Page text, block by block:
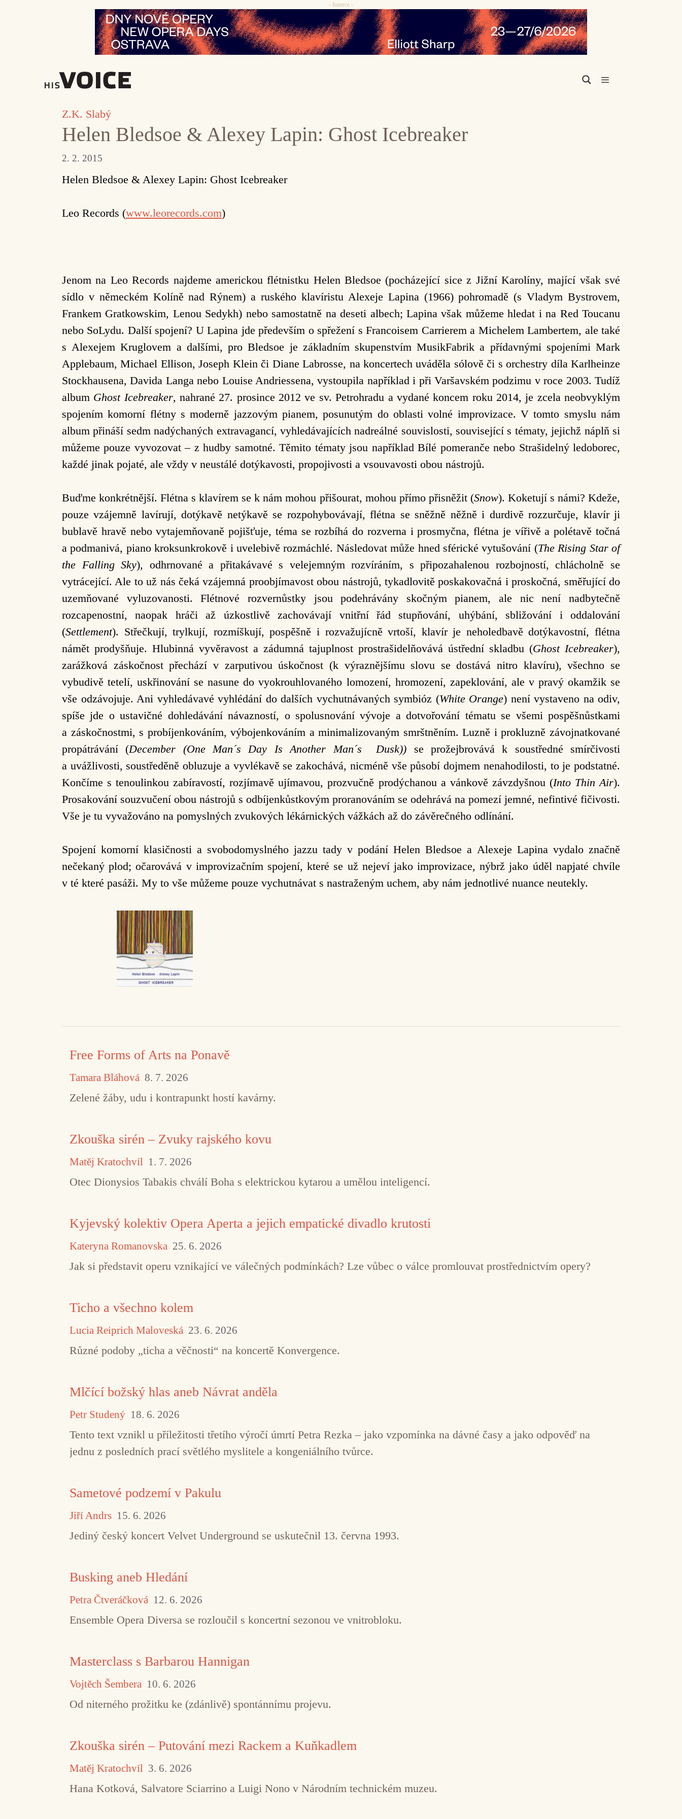
- Inzerce -
Z.K. Slabý
Helen Bledsoe & Alexey Lapin: Ghost Icebreaker
2. 2. 2015
Helen Bledsoe & Alexey Lapin: Ghost Icebreaker
Leo Records (www.leorecords.com)
Jenom na Leo Records najdeme americkou flétnistku Helen Bledsoe (pocházející sice z Jižní Karolíny, mající však své
sídlo v německém Kolíně nad Rýnem) a ruského klavíristu Alexeje Lapina (1966) pohromadě (s Vladym Bystrovem,
Frankem Gratkowskim, Lenou Sedykh) nebo samostatně na deseti albech; Lapina však můžeme hledat i na Red Toucanu
nebo SoLydu. Další spojení? U Lapina jde především o spřežení s Francoisem Carrierem a Michelem Lambertem, ale také
s Alexejem Kruglovem a dalšími, pro Bledsoe je základním skupenstvím MusikFabrik a přídavnými spojeními Mark
Applebaum, Michael Ellison, Joseph Klein či Diane Labrosse, na koncertech uváděla sólově či s orchestry díla Karlheinze
Stockhausena, Davida Langa nebo Louise Andriessena, vystoupila například i při Varšavském podzimu v roce 2003. Tudíž
album Ghost Icebreaker, nahrané 27. prosince 2012 ve sv. Petrohradu a vydané koncem roku 2014, je zcela neobvyklým
spojením komorní flétny s moderně jazzovým pianem, posunutým do oblasti volné improvizace. V tomto smyslu nám
album přináší sedm nadýchaných extravagancí, vyhledávajících nadreálné souvislosti, související s tématy, jejichž náplň si
můžeme pouze vyvozovat – z hudby samotné. Těmito tématy jsou například Bílé pomeranče nebo Strašidelný ledoborec,
každé jinak pojaté, ale vždy v neustálé dotýkavosti, propojivosti a vsouvavosti obou nástrojů.
Buďme konkrétnější. Flétna s klavírem se k nám mohou přišourat, mohou přímo přisněžit (Snow). Koketují s námi? Kdeže,
pouze vzájemně lavírují, dotýkavě netýkavě se rozpohybovávají, flétna se sněžně něžně i durdivě rozzurčuje, klavír ji
bublavě hravě nebo vytajemňovaně pojišťuje, téma se rozbíhá do rozverna i prosmyčna, flétna je vířivě a polétavě točná
a podmanivá, piano kroksunkrokově i uvelebivě rozmáchlé. Následovat může hned sférické vytušování (The Rising Star of
the Falling Sky), odhrnované a přitakávavé s velejemným rozvíráním, s připozahalenou rozbojností, chlácholně se
vytrácející. Ale to už nás čeká vzájemná proobjímavost obou nástrojů, tykadlovitě poskakovačná i proskočná, směřující do
uzemňované vyluzovanosti. Flétnové rozvernůstky jsou podehrávány skočným pianem, ale nic není nadbytečně
rozcapenostní, naopak hráči až úzkostlivě zachovávají vnitřní řád stupňování, uhýbání, sbližování i oddalování
(Settlement). Střečkují, trylkují, rozmíškují, pospěšně i rozvažujícně vrtoší, klavír je neholedbavě dotýkavostní, flétna
námět prodyšňuje. Hlubinná vyvěravost a zádumná tajuplnost prostrašidelňovává ústřední skladbu (Ghost Icebreaker),
zarážková záskočnost přechází v zarputivou úskočnost (k výraznějšímu slovu se dostává nitro klavíru), všechno se
vybudivě tetelí, uskřinování se nasune do vyokrouhlovaného lomození, hromození, zapeklování, ale v pravý okamžik se
vše odzávojuje. Ani vyhledávavé vyhlédání do dalších vychutnávaných symbióz (White Orange) není vystaveno na odiv,
spíše jde o ustavičné dohledávání návazností, o spolusnování vývoje a dotvořování tématu se všemi pospěšnůstkami
a záskočnostmi, s probíjenkováním, výbojenkováním a minimalizovaným smrštněním. Luzně i prokluzně závojnatkované
propátrávání (December (One Man´s Day Is Another Man´s Dusk)) se prožejbrovává k soustředné smírčivosti
a uvážlivosti, soustředěně obluzuje a vyvlékavě se zakochává, nicméně vše působí dojmem nenahodilosti, to je podstatné.
Končíme s tenoulinkou zabíravostí, rozjímavě ujímavou, prozvučně prodýchanou a vánkově závzdyšnou (Into Thin Air).
Prosakování souzvučení obou nástrojů s odbíjenkůstkovým proranováním se odehrává na pomezí jemné, nefintivé fičivosti.
Vše je tu vyvažováno na pomyslných zvukových lékárnických vážkách až do závěrečného odlínání.
Spojení komorní klasičnosti a svobodomyslného jazzu tady v podání Helen Bledsoe a Alexeje Lapina vydalo značně
nečekaný plod; očarovává v improvizačním spojení, které se už nejeví jako improvizace, nýbrž jako úděl napjaté chvíle
v té které pasáži. My to vše můžeme pouze vychutnávat s nastraženým uchem, aby nám jednotlivé nuance neutekly.
Free Forms of Arts na Ponavě
Tamara Bláhová 8. 7. 2026
Zelené žáby, udu i kontrapunkt hostí kavárny.
Zkouška sirén – Zvuky rajského kovu
Matěj Kratochvíl 1. 7. 2026
Otec Dionysios Tabakis chválí Boha s elektrickou kytarou a umělou inteligencí.
Kyjevský kolektiv Opera Aperta a jejich empatické divadlo krutosti
Kateryna Romanovska 25. 6. 2026
Jak si představit operu vznikající ve válečných podmínkách? Lze vůbec o válce promlouvat prostřednictvím opery?
Ticho a všechno kolem
Lucia Reiprich Maloveská 23. 6. 2026
Různé podoby „ticha a věčnosti“ na koncertě Konvergence.
Mlčící božský hlas aneb Návrat anděla
Petr Studený 18. 6. 2026
Tento text vznikl u příležitosti třetího výročí úmrtí Petra Rezka – jako vzpomínka na dávné časy a jako odpověď na
jednu z posledních prací světlého myslitele a kongeniálního tvůrce.
Sametové podzemí v Pakulu
Jiří Andrs 15. 6. 2026
Jediný český koncert Velvet Underground se uskutečnil 13. června 1993.
Busking aneb Hledání
Petra Čtveráčková 12. 6. 2026
Ensemble Opera Diversa se rozloučil s koncertní sezonou ve vnitrobloku.
Masterclass s Barbarou Hannigan
Vojtěch Šembera 10. 6. 2026
Od niterného prožitku ke (zdánlivě) spontánnímu projevu.
Zkouška sirén – Putování mezi Rackem a Kuňkadlem
Matěj Kratochvíl 3. 6. 2026
Hana Kotková, Salvatore Sciarrino a Luigi Nono v Národním technickém muzeu.